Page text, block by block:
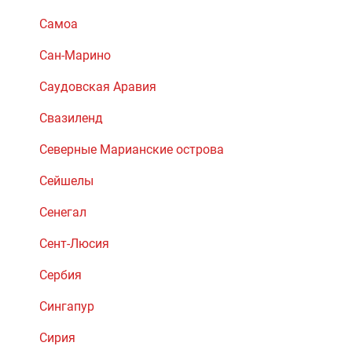
Самоа
Сан-Марино
Саудовская Аравия
Свазиленд
Северные Марианские острова
Сейшелы
Сенегал
Сент-Люсия
Сербия
Сингапур
Сирия